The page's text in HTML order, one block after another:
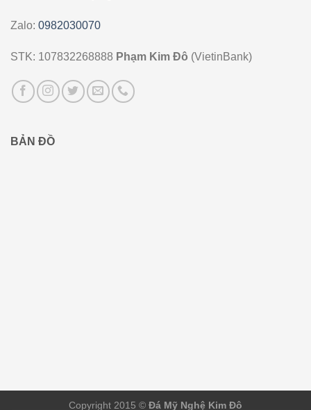
Zalo: 0982030070
STK: 107832268888 Phạm Kim Đô (VietinBank)
BẢN ĐỒ
Copyright 2015 © Đá Mỹ Nghệ Kim Đô